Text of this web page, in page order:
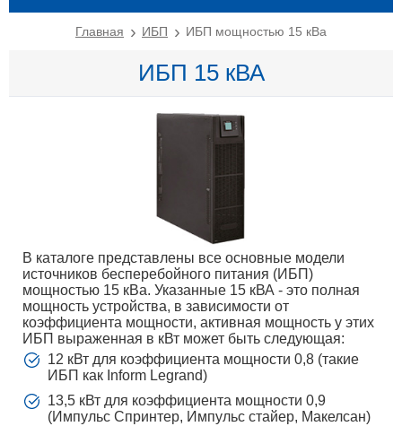
Главная ИБП ИБП мощностью 15 кВа
ИБП 15 кВА
В каталоге представлены все основные модели
источников бесперебойного питания (ИБП)
мощностью 15 кВа. Указанные 15 кВА - это полная
мощность устройства, в зависимости от
коэффициента мощности, активная мощность у этих
ИБП выраженная в кВт может быть следующая:
12 кВт для коэффициента мощности 0,8 (такие
ИБП как Inform Legrand)
13,5 кВт для коэффициента мощности 0,9
(Импульс Спринтер, Импульс стайер, Макелсан)